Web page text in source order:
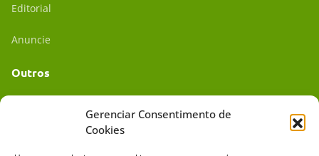
Gerenciar Consentimento de
Cookies
Editorial
Anuncie
Outros